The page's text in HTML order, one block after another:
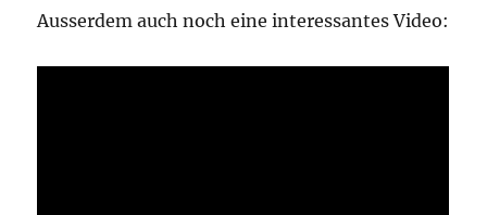
Ausserdem auch noch eine interessantes Video: